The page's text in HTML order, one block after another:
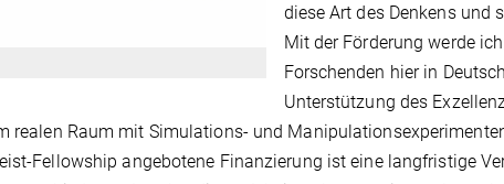
diese Art des Denkens und
Mit der Förderung werde
Forschenden hier in
Unterstützung des
realen Raum mit Simulations- und
Fellowship angebotene Finanzierung ist eine langfristige